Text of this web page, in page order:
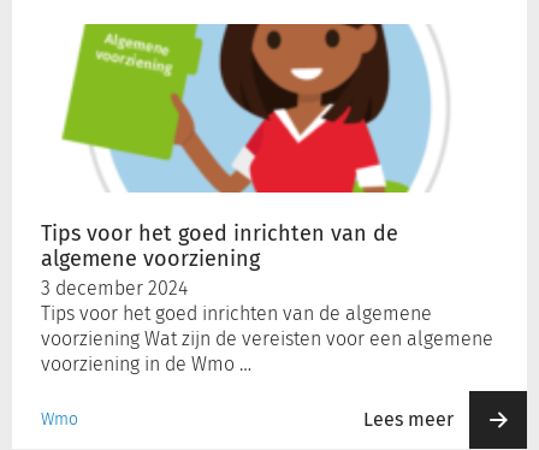
Tips voor het goed inrichten van de
algemene voorziening
3 december 2024
Tips voor het goed inrichten van de algemene
voorziening Wat zijn de vereisten voor een algemene
voorziening in de Wmo …
Wmo Lees meer
inrichten
algemene
voorziening